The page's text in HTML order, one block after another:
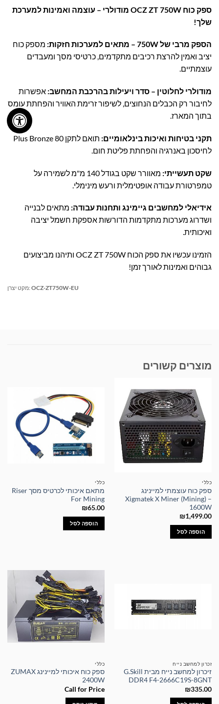
ספק כוח OCZ ZT 750W מודולרי – עוצמה ואמינות למערכת
שלך!
הספק מרבי של 750W – מתאים למערכות חזקות:
מספק כוח
יציב ואמין להרצת רכיבים מתקדמים, כרטיסי מסך ומעבדים
עוצמתיים.
מודולרי לחלוטין – סדר ויעילות בהרכבת המחשב: אפשרות
לחיבור רק הכבלים הנחוצים, לשיפור זרימת האוויר והפחתת עומס
בתוך המארז.
תקני בטיחות ואיכות בינלאומיים:
תואם לתקן 80 Plus Bronze
לחיסכון באנרגיה והפחתת פליטת חום.
שקט תעשייתי:
מאוורר שקט בגודל 140 מ"מ לשמירה על
טמפרטורת עבודה אופטימלית ורעש מינימלי.
אידיאלי למחשבים גיימינג ותחנות עבודה: מתאים לבנייה
ושדרוג מערכות מתקדמות הדורשות אספקת חשמל יציבה
ואיכותית.
הזמינו עכשיו את ספק הכוח OCZ ZT 750W ותיהנו מביצועים
גבוהים ואמינות לאורך זמן!
מקט יצרן: OCZ-ZT750W-EU
מוצרים קשורים
כללי
ספק כוח עוצמתי למיינינג
Xigmatek X Miner (Mining) –
1600W
₪1,499.00
הוספה לסל
כללי
מתאם איכותי לכרטיס מסך Riser
For Mining
₪65.00
הוספה לסל
זכרון למחשב נייח
זיכרון למחשב נייח מבית G.Skill
DDR4 F4-2666C19S-8GNT
₪335.00
כללי
ספק כוח איכותי למיינינג ZUMAX
2400W
Call for Price